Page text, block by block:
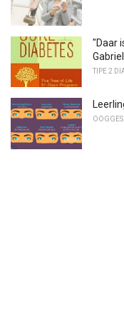
"Daar
TIPE 2